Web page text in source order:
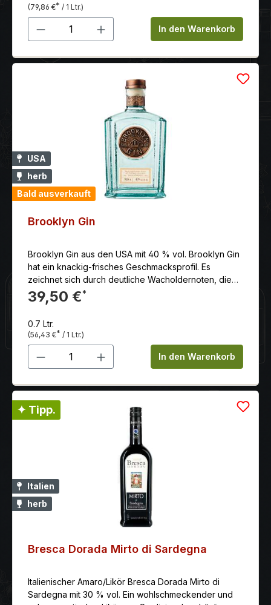
Circeo/Sabaudia, in der Nähe von Rom) und
Sichuanpfeffer. Die White Edition des Amuerte Coca
Gin ist eine limitierte Auflage, die in handgefertigten
Flaschen eingeschlossen ist, die mit echten 24-Karat-
exklusivste Flasche, die jeder Gin-Liebhaber kaufen
kann.. Der Gin hat eine klare, glänzende Farbe und
einen erfrischenden Geschmack mit Zitrus- und
Kräuternoten. Ein besonderes Merkmal dieses Gins
ist, dass er sehr mild ist und ohne den typischen
Wacholdergeschmack daherkommt.
(79,86 €* / 1 Ltr.)
Produkt Anzahl: Gib denIn den Warenkorb
USA
herb
Bald ausverkauft
Brooklyn Gin
Brooklyn Gin aus den USA mit 40 % vol. Brooklyn Gin
hat ein knackig-frisches Geschmacksprofil. Es
zeichnet sich durch deutliche Wacholdernoten, die
Frische von Zitrusschalen und subtile, florale
Nuancen aus. Der Gin ist zugleich lebendig und
hervorragend schmeckt.
39,50 €*
0.7 Ltr.
(56,43 €* / 1 Ltr.)
Produkt Anzahl: Gib denIn den Warenkorb
✦ Tipp.
Italien
herb
Bresca Dorada Mirto di Sardegna
Italienischer Amaro/Likör Bresca Dorada Mirto di
Sardegna mit 30 % vol. Ein wohlschmeckender und